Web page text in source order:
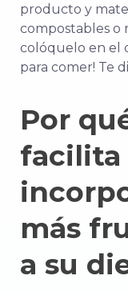
producto y
compostables o
colóquelo en el
para comer! Te
Por
facilita
más
a su